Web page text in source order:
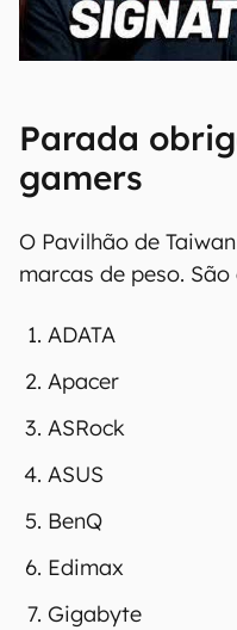
00:00/20:46
Parada
gamers
O Pavilhão de
marcas de peso. São
ADATA
Apacer
ASRock
ASUS
BenQ
Edimax
Gigabyte